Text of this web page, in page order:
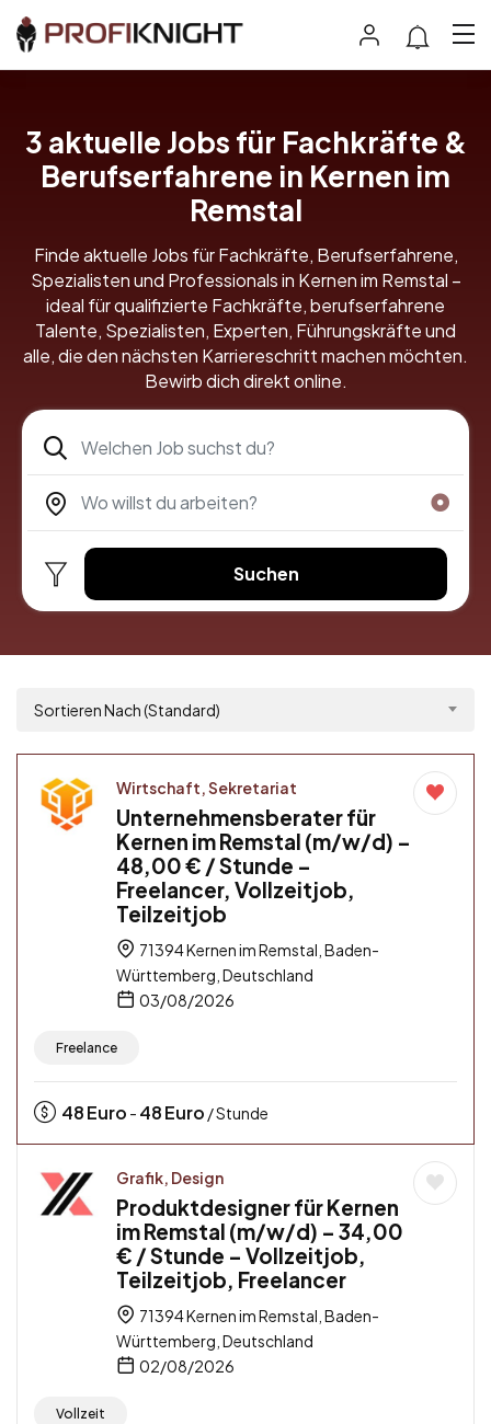
3 aktuelle Jobs für Fachkräfte &
Berufserfahrene in Kernen im
Remstal
Finde aktuelle Jobs für Fachkräfte, Berufserfahrene,
Spezialisten und Professionals in Kernen im Remstal –
ideal für qualifizierte Fachkräfte, berufserfahrene
Talente, Spezialisten, Experten, Führungskräfte und
alle, die den nächsten Karriereschritt machen möchten.
Bewirb dich direkt online.
Suchen
Sortieren Nach (Standard)
Wirtschaft, Sekretariat
Unternehmensberater für
Kernen im Remstal (m/w/d) –
48,00 € / Stunde –
Freelancer, Vollzeitjob,
Teilzeitjob
71394 Kernen im Remstal, Baden-
Württemberg, Deutschland
03/08/2026
Freelance
48Euro - 48Euro / Stunde
Grafik, Design
Produktdesigner für Kernen
im Remstal (m/w/d) – 34,00
€ / Stunde – Vollzeitjob,
Teilzeitjob, Freelancer
71394 Kernen im Remstal, Baden-
Württemberg, Deutschland
02/08/2026
Vollzeit